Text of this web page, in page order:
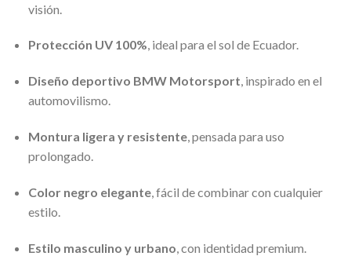
visión.
Protección UV 100%, ideal para el sol de Ecuador.
Diseño deportivo BMW Motorsport, inspirado en el
automovilismo.
Montura ligera y resistente, pensada para uso
prolongado.
Color negro elegante, fácil de combinar con cualquier
estilo.
Estilo masculino y urbano , con identidad premium.